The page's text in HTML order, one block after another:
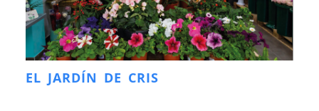
EL JARDÍN DE CRIS